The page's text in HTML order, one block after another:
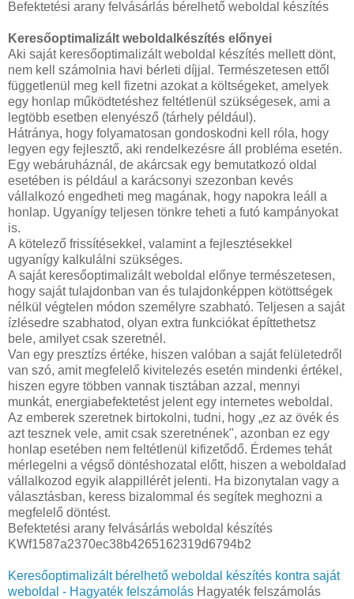
Befektetési arany felvásárlás bérelhető weboldal készítés
Keresőoptimalizált weboldalkészítés előnyei
Aki saját keresőoptimalizált weboldal készítés mellett dönt,
nem kell számolnia havi bérleti díjjal. Természetesen ettől
függetlenül meg kell fizetni azokat a költségeket, amelyek
egy honlap működtetéshez feltétlenül szükségesek, ami a
legtöbb esetben elenyésző (tárhely például).
Hátránya, hogy folyamatosan gondoskodni kell róla, hogy
legyen egy fejlesztő, aki rendelkezésre áll probléma esetén.
Egy webáruháznál, de akárcsak egy bemutatkozó oldal
esetében is például a karácsonyi szezonban kevés
vállalkozó engedheti meg magának, hogy napokra leáll a
honlap. Ugyanígy teljesen tönkre teheti a futó kampányokat
is.
A kötelező frissítésekkel, valamint a fejlesztésekkel
ugyanígy kalkulálni szükséges.
A saját keresőoptimalizált weboldal előnye természetesen,
hogy saját tulajdonban van és tulajdonképpen kötöttségek
nélkül végtelen módon személyre szabható. Teljesen a saját
ízlésedre szabhatod, olyan extra funkciókat építtethetsz
bele, amilyet csak szeretnél.
Van egy presztízs értéke, hiszen valóban a saját felületedről
van szó, amit megfelelő kivitelezés esetén mindenki értékel,
hiszen egyre többen vannak tisztában azzal, mennyi
munkát, energiabefektetést jelent egy internetes weboldal.
Az emberek szeretnek birtokolni, tudni, hogy „ez az övék és
azt tesznek vele, amit csak szeretnének", azonban ez egy
honlap esetében nem feltétlenül kifizetődő. Érdemes tehát
mérlegelni a végső döntéshozatal előtt, hiszen a weboldalad
vállalkozod egyik alappillérét jelenti. Ha bizonytalan vagy a
választásban, keress bizalommal és segítek meghozni a
megfelelő döntést.
Befektetési arany felvásárlás weboldal készítés
KWf1587a2370ec38b4265162319d6794b2
Keresőoptimalizált bérelhető weboldal készítés kontra saját
weboldal - Hagyaték felszámolás Hagyaték felszámolás